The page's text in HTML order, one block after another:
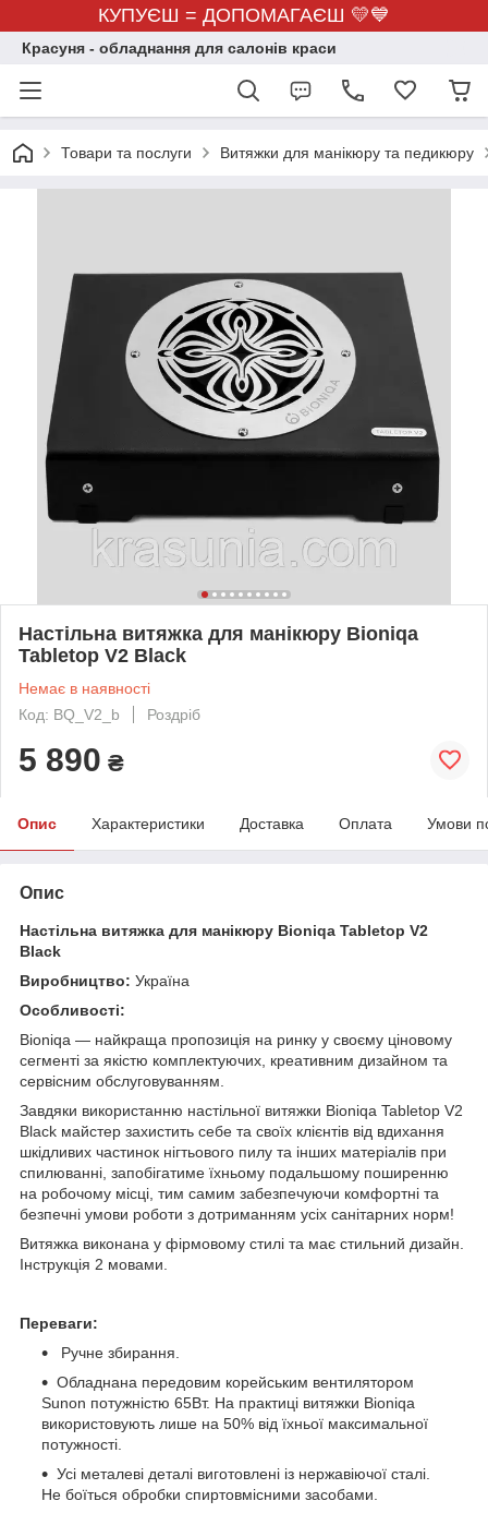
КУПУЄШ = ДОПОМАГАЄШ 💛💙
Красуня - обладнання для салонів краси
Товари та послуги Витяжки для манікюру та педикюру
Настільна витяжка для манікюру Bioniqa
Tabletop V2 Black
Немає в наявності
Код: BQ_V2_b
Роздріб
5 890 ₴
Опис Характеристики Доставка Оплата Умови
Опис
Настільна витяжка для манікюру Bioniqa Tabletop V2
Black
Виробництво: Україна
Особливості:
Bioniqa — найкраща пропозиція на ринку у своєму ціновому
сегменті за якістю комплектуючих, креативним дизайном та
сервісним обслуговуванням.
Завдяки використанню настільної витяжки Bioniqa Tabletop V2
Black майстер захистить себе та своїх клієнтів від вдихання
шкідливих частинок нігтьового пилу та інших матеріалів при
спилюванні, запобігатиме їхньому подальшому поширенню
на робочому місці, тим самим забезпечуючи комфортні та
безпечні умови роботи з дотриманням усіх санітарних норм!
Витяжка виконана у фірмовому стилі та має стильний дизайн.
Інструкція 2 мовами.
Переваги:
Ручне збирання.
Обладнана передовим корейським вентилятором
Sunon потужністю 65Вт. На практиці витяжки Bioniqa
використовують лише на 50% від їхньої максимальної
потужності.
Усі металеві деталі виготовлені із нержавіючої сталі.
Не боїться обробки спиртовмісними засобами.